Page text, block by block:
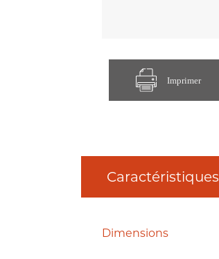
Imprimer
Caractéristiques
Dimensions